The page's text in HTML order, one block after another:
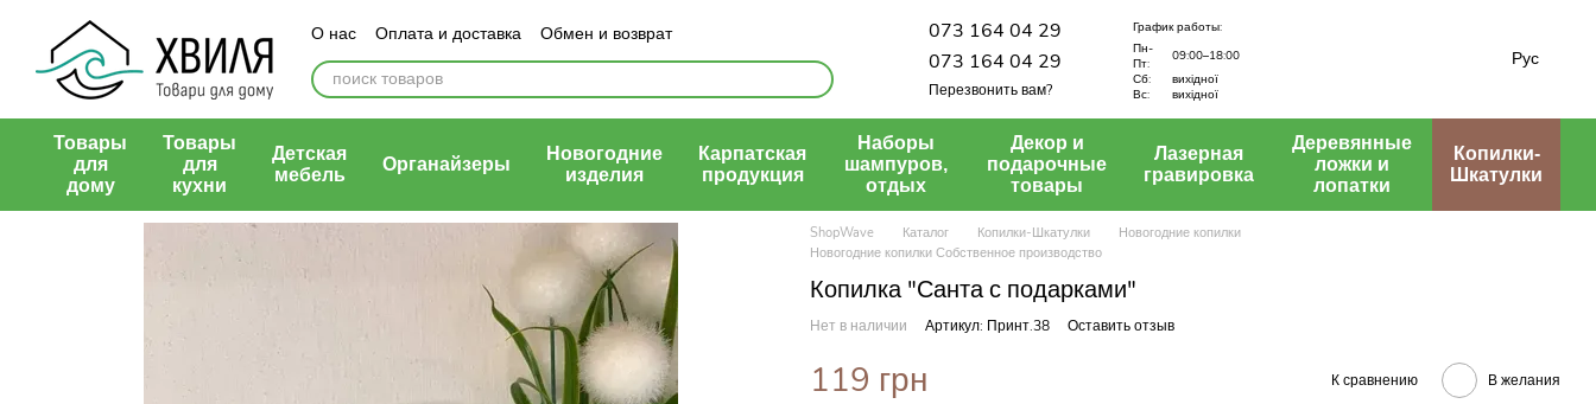
Перейти к основному контенту
О нас Оплата и доставка
Обмен и возврат
Контактная информация
Политика конфиденциальности
Публичная оферта
073 164 04 29
073 164 04 29
Перезвонить вам?
График работы:
Пн-
Пт:
09:00–18:00
Сб:
вихідної
Вс:
вихідної
Рус
Товары
для
дому
Товары
для
кухни
Детская
мебель
Органайзеры
Новогодние
изделия
Карпатская
продукция
Наборы
шампуров,
отдых
Декор и
подарочные
товары
Лазерная
гравировка
Деревянные
ложки и
лопатки
Копилки-
Шкатулки
ShopWave Каталог Копилки-Шкатулки
Новогодние копилки
Новогодние копилки Собственное производство
Копилка "Санта с подарками"
Нет в наличии Артикул: Принт.38 Оставить отзыв
119 грн К сравнению В желания